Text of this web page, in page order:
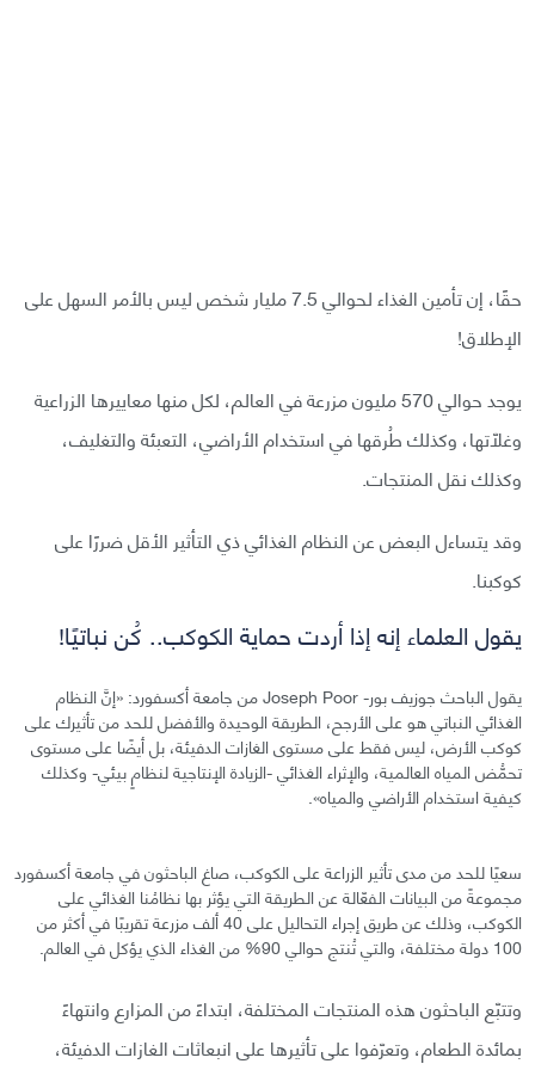
حقًا، إن تأمين الغذاء لحوالي 7.5 مليار شخص ليس بالأمر السهل على
الإطلاق!
يوجد حوالي 570 مليون مزرعة في العالم، لكل منها معاييرها الزراعية
وغلّاتها، وكذلك طُرقها في استخدام الأراضي، التعبئة والتغليف،
وكذلك نقل المنتجات.
وقد يتساءل البعض عن النظام الغذائي ذي التأثير الأقل ضررًا على
كوكبنا.
يقول العلماء إنه إذا أردت حماية الكوكب.. كُن نباتيًا!
يقول الباحث جوزيف بور- Joseph Poor من جامعة أكسفورد: «إنَّ النظام
الغذائي النباتي هو على الأرجح، الطريقة الوحيدة والأفضل للحد من تأثيرك على
كوكب الأرض، ليس فقط على مستوى الغازات الدفيئة، بل أيضًا على مستوى
تحمُّض المياه العالمية، والإثراء الغذائي -الزيادة الإنتاجية لنظامٍ بيئي- وكذلك
كيفية استخدام الأراضي والمياه».
سعيًا للحد من مدى تأثير الزراعة على الكوكب، صاغ الباحثون في جامعة أكسفورد
مجموعةً من البيانات الفعّالة عن الطريقة التي يؤثر بها نظامُنا الغذائي على
الكوكب، وذلك عن طريق إجراء التحاليل على 40 ألف مزرعة تقريبًا في أكثر من
100 دولة مختلفة، والتي تُنتج حوالي 90% من الغذاء الذي يؤكل في العالم.
وتتبّع الباحثون هذه المنتجات المختلفة، ابتداءً من المزارع وانتهاءً
بمائدة الطعام، وتعرّفوا على تأثيرها على انبعاثات الغازات الدفيئة،